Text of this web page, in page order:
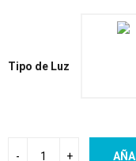
Tipo de Luz